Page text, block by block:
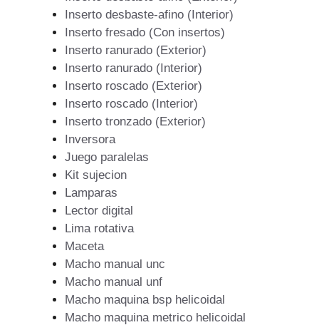
Inserto desbaste-afino (Interior)
Inserto fresado (Con insertos)
Inserto ranurado (Exterior)
Inserto ranurado (Interior)
Inserto roscado (Exterior)
Inserto roscado (Interior)
Inserto tronzado (Exterior)
Inversora
Juego paralelas
Kit sujecion
Lamparas
Lector digital
Lima rotativa
Maceta
Macho manual unc
Macho manual unf
Macho maquina bsp helicoidal
Macho maquina metrico helicoidal